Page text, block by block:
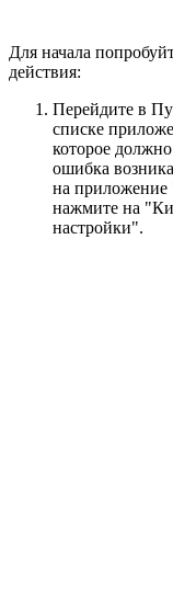
Для начала
действия:
Перейдите в
списке
которое
ошибка
на приложение
нажмите на
настройки".